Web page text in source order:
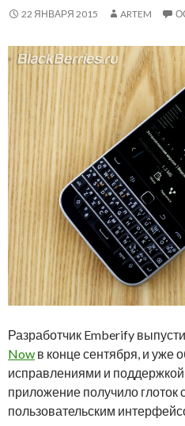
22 ЯНВАРЯ 2015 ARTEM
Разработчик Emberify
Now в конце сентября, и уже
исправлениями и поддержкой
приложение получило глоток
пользовательским